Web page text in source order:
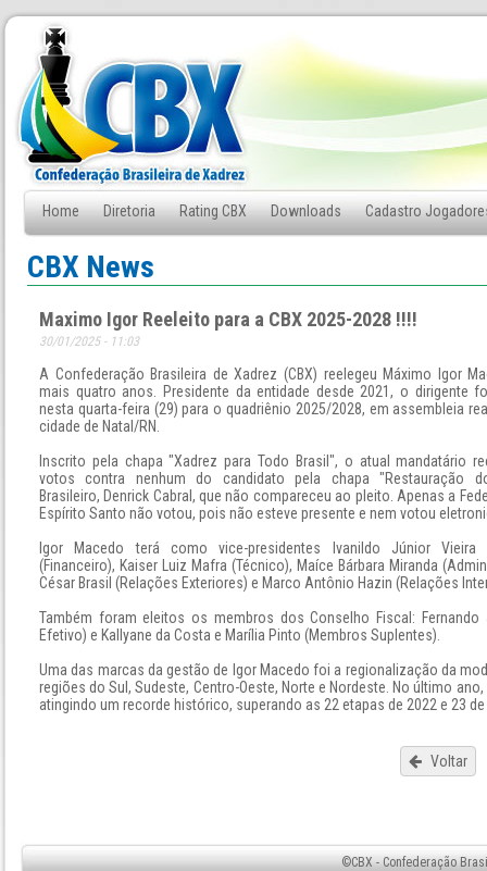
Home Diretoria Rating CBX Downloads Cadastro
Fale Conosco
CBX News
Maximo Igor Reeleito para a CBX 2025-2028 !!!!
30/01/2025 - 11:03
A Confederação Brasileira de Xadrez (CBX) reelegeu Máximo Igor
mais quatro anos. Presidente da entidade desde 2021, o dirigente
nesta quarta-feira (29) para o quadriênio 2025/2028, em assembleia
cidade de Natal/RN.
Inscrito pela chapa "Xadrez para Todo Brasil", o atual mandatário
votos contra nenhum do candidato pela chapa "Restauração
Brasileiro, Denrick Cabral, que não compareceu ao pleito. Apenas a
Espírito Santo não votou, pois não esteve presente e nem votou
Igor Macedo terá como vice-presidentes Ivanildo Júnior Vieira
(Financeiro), Kaiser Luiz Mafra (Técnico), Maíce Bárbara Miranda
César Brasil (Relações Exteriores) e Marco Antônio Hazin (Relações
Também foram eleitos os membros dos Conselho Fiscal:
Efetivo) e Kallyane da Costa e Marília Pinto (Membros Suplentes).
Uma das marcas da gestão de Igor Macedo foi a regionalização da
regiões do Sul, Sudeste, Centro-Oeste, Norte e Nordeste. No último
atingindo um recorde histórico, superando as 22 etapas de 2022 e 23 de
Voltar
©CBX - Confederação